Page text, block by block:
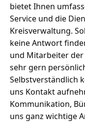
bietet Ihnen
Service und die
Kreisverwaltung.
keine Antwort
und Mitarbeiter
sehr gern
Selbstverständlich
uns Kontakt
Kommunikation,
uns ganz wichtige